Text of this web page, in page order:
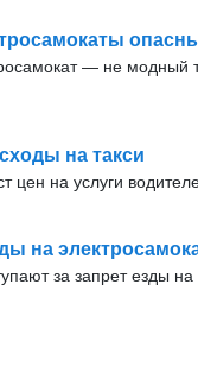
— не модный
на такси
цен на услуги
на
за запрет езды на